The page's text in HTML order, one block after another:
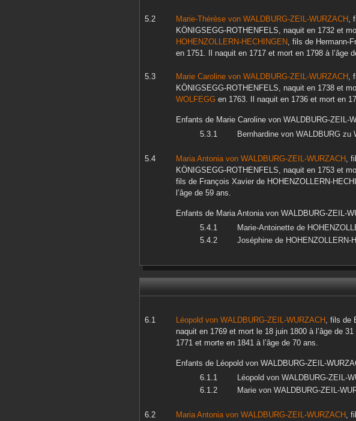
Marie-Thérèse von WALDBURG-ZEIL-WURZACH ,
KÖNIGSEGG-ROTHENFELS, naquit en 1732 et
HOHENZOLLERN-HECHINGEN, fils de Hermann-
en 1751. Il naquit en 1717 et mort en 1798 à l’âge
Marie Caroline von WALDBURG-ZEIL-WURZACH ,
KÖNIGSEGG-ROTHENFELS, naquit en 1738 et
WOLFEGG en 1763. Il naquit en 1736 et mort en
Enfants de Marie Caroline von WALDBURG-ZEIL-
Bernhardinevon WALDBURG zu
Maria Antoniavon WALDBURG-ZEIL-WURZACH ,
KÖNIGSEGG-ROTHENFELS, naquit en 1753 et
fils de François Xavier de HOHENZOLLERN-
l’âge de 59 ans.
Enfants de Maria Antoniavon WALDBURG-ZEIL-
Marie-Antoinettede
Joséphinede HOHENZOLLERN-
Léopold von WALDBURG-ZEIL-WURZACH , fils de
naquit en 1769 et mort le 18 juin 1800 à l’âge de
1771 et morte en 1841 à l’âge de 70 ans.
Enfants de Léopold von WALDBURG-ZEIL-
Léopold von WALDBURG-ZEIL-
Marievon WALDBURG-ZEIL-
Maria Antoniavon WALDBURG-ZEIL-WURZACH ,